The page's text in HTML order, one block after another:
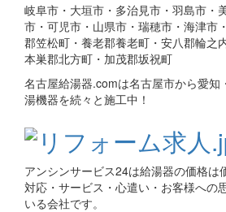
岐阜市・大垣市・多治見市・羽島市・
市・可児市・山県市・瑞穂市・海津市
郡笠松町・養老郡養老町・安八郡輪之
本巣郡北方町・加茂郡坂祝町
名古屋給湯器.comは名古屋市から愛知
湯機器を続々と施工中！
アンシンサービス24は給湯器の価格は
対応・サービス・心遣い・お客様への
いる会社です。